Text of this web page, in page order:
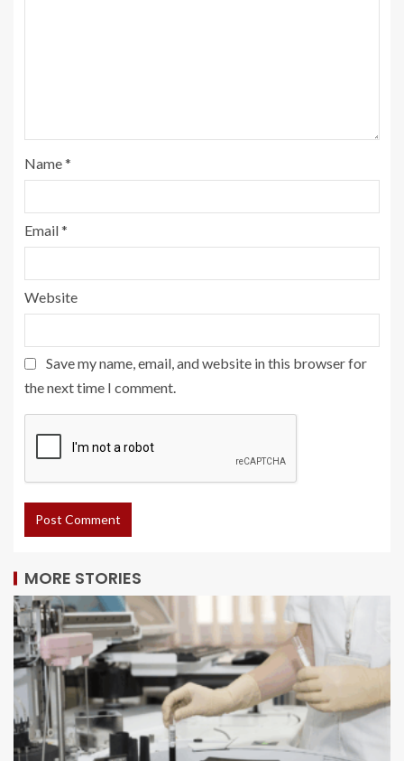
Name*
Email*
Website
Save my name, email, and website in this browser for
the next time I comment.
MORE STORIES